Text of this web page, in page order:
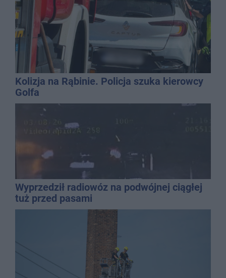
Kolizja na Rąbinie. Policja szuka kierowcy
Golfa
Wyprzedził radiowóz na podwójnej ciągłej
tuż przed pasami